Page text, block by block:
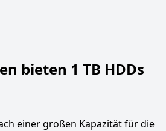
bieten 1 TB HDDs
einer großen Kapazität für die